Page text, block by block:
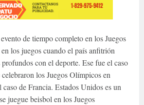
de tiempo completo en los Juegos
los juegos cuando el país anfitrión
con el deporte. Ese fue el caso
los Juegos Olímpicos en
caso de Francia. Estados Unidos es un
juegue beisbol en los Juegos